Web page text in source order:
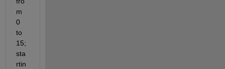
m
0
to
15;
sta
rtin